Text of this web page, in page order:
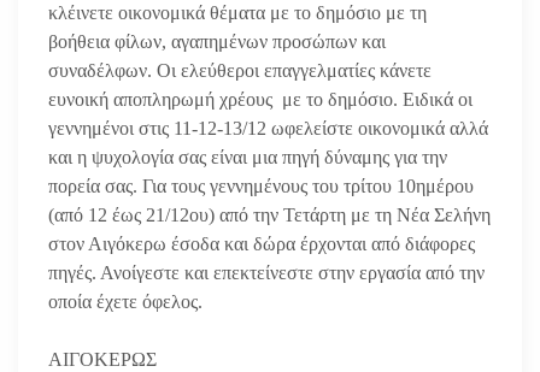
κλέινετε οικονομικά θέματα με το δημόσιο με τη
βοήθεια φίλων, αγαπημένων προσώπων και
συναδέλφων. Οι ελεύθεροι επαγγελματίες κάνετε
ευνοική αποπληρωμή χρέους με το δημόσιο. Ειδικά οι
γεννημένοι στις 11-12-13/12 ωφελείστε οικονομικά αλλά
και η ψυχολογία σας είναι μια πηγή δύναμης για την
πορεία σας. Για τους γεννημένους του τρίτου 10ημέρου
(από 12 έως 21/12ου) από την Τετάρτη με τη Νέα Σελήνη
στον Αιγόκερω έσοδα και δώρα έρχονται από διάφορες
πηγές. Ανοίγεστε και επεκτείνεστε στην εργασία από την
οποία έχετε όφελος.
ΑΙΓΟΚΕΡΩΣ